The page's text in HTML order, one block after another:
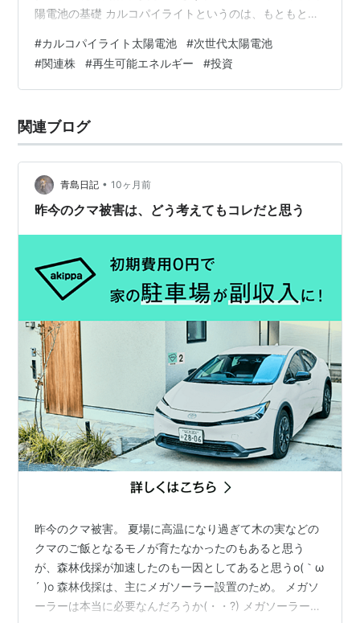
陽電池の基礎 カルコパイライトというのは、もともと銅
は、この鉱石を使って作られる「薄い太陽電池」に注目
が集まっています。 従来のシリコン太陽電池は重くて硬
いのですが、カルコパイライトを使うと「フィルムのよ
す。たとえば、車の屋根や自販機、物流用トラックの側
面など、これまでパネルを設置しづらかった場所で…
#カルコパイライト太陽電池 #次世代太陽電池
#関連株 #再生可能エネルギー #投資
関連ブログ
青島日記 • 10ヶ月前
昨今のクマ被害は、どう考えてもコレだと思う
昨今のクマ被害。 夏場に高温になり過ぎて木の実などの
クマのご飯となるモノが育たなかったのもあると思う
が、森林伐採が加速したのも一因としてあると思うo(｀ω
´ )o 森林伐採は、主にメガソーラー設置のため。 メガソ
ーラーは本当に必要なんだろうか(・・?) メガソーラーの